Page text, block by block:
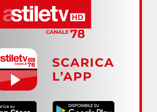
SCARICA
L’APP